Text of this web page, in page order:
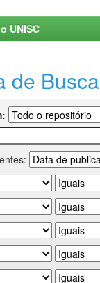
UNISC
de Busca